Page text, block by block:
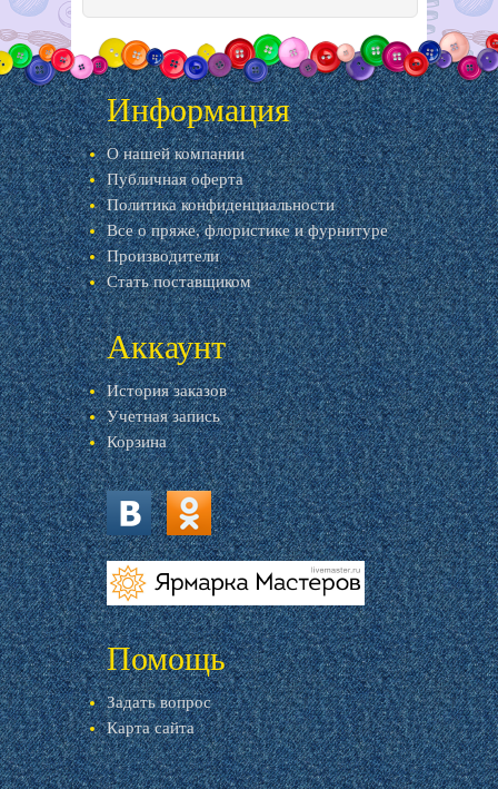
Информация
О нашей компании
Публичная оферта
Политика конфиденциальности
Все о пряже, флористике и фурнитуре
Производители
Стать поставщиком
Аккаунт
История заказов
Учетная запись
Корзина
vk.com ok.ru
livemaster.ru
Помощь
Задать вопрос
Карта сайта